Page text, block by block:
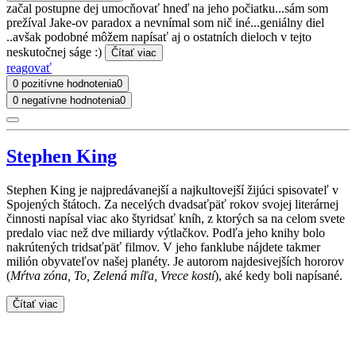
začal postupne dej umocňovať hneď na jeho počiatku...sám som
prežíval Jake-ov paradox a nevnímal som nič iné...geniálny diel
..avšak podobné môžem napísať aj o ostatních dieloch v tejto
neskutočnej ságe :)
Čítať viac
reagovať
0 pozitívne hodnotenia0
0 negatívne hodnotenia0
Stephen King
Stephen King je najpredávanejší a najkultovejší žijúci spisovateľ v
Spojených štátoch. Za necelých dvadsaťpäť rokov svojej literárnej
činnosti napísal viac ako štyridsať kníh, z ktorých sa na celom svete
predalo viac než dve miliardy výtlačkov. Podľa jeho knihy bolo
nakrútených tridsaťpäť filmov. V jeho fanklube nájdete takmer
milión obyvateľov našej planéty. Je autorom najdesivejších hororov
(Mŕtva zóna, To, Zelená míľa, Vrece kostí), aké kedy boli napísané.
Čítať viac